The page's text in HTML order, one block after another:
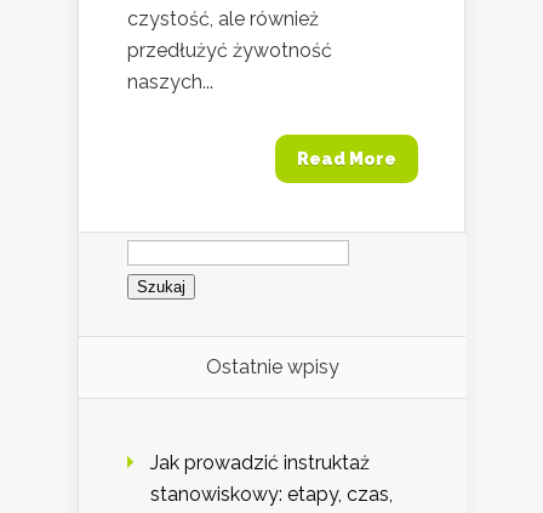
czystość, ale również
przedłużyć żywotność
naszych...
Read More
Szukaj:
Ostatnie wpisy
Jak prowadzić instruktaż
stanowiskowy: etapy, czas,